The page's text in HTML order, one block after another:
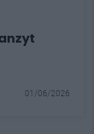
01/06/2026